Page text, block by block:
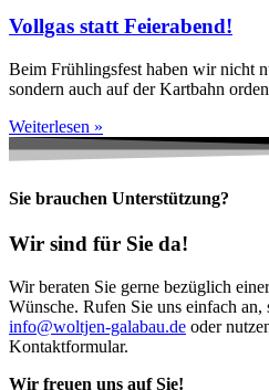
Vollgas statt Feierabend!
Beim Frühlingsfest haben wir nicht
sondern auch auf der Kartbahn
Weiterlesen »
Sie brauchen Unterstützung?
Wir sind für Sie da!
Wir beraten Sie gerne bezüglich
Wünsche. Rufen Sie uns einfach
info@woltjen-galabau.de oder
Kontaktformular.
Wir freuen uns auf Sie!